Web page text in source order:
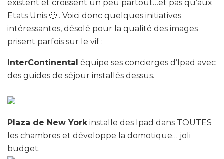
existent et croissent un peu partout…et pas qu’aux
Etats Unis 🙂 . Voici donc quelques initiatives
intéressantes, désolé pour la qualité des images
prisent parfois sur le vif :
InterContinental équipe ses concierges d’Ipad avec
des guides de séjour installés dessus.
Plaza de New York installe des Ipad dans TOUTES
les chambres et développe la domotique… joli
budget.